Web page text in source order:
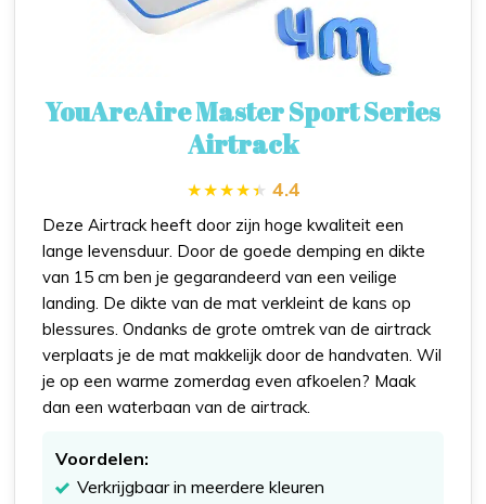
YouAreAire Master Sport Series
Airtrack
4.4
Deze Airtrack heeft door zijn hoge kwaliteit een
lange levensduur. Door de goede demping en dikte
van 15 cm ben je gegarandeerd van een veilige
landing. De dikte van de mat verkleint de kans op
blessures. Ondanks de grote omtrek van de airtrack
verplaats je de mat makkelijk door de handvaten. Wil
je op een warme zomerdag even afkoelen? Maak
dan een waterbaan van de airtrack.
Voordelen:
Verkrijgbaar in meerdere kleuren